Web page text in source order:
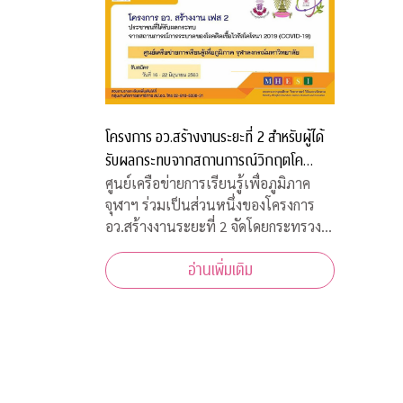
โครงการ อว.สร้างงานระยะที่ 2 สำหรับผู้ได้
รับผลกระทบจากสถานการณ์วิกฤตโค
วิด-19
ศูนย์เครือข่ายการเรียนรู้เพื่อภูมิภาค
จุฬาฯ ร่วมเป็นส่วนหนึ่งของโครงการ
อว.สร้างงานระยะที่ 2 จัดโดยกระทรวง
การอุดมศึกษา วิทยาศาสตร์ วิจัยและ
นวัตกรรม เพื่อสร้างงานสำหรับผู้ได้รับ
ผลกระทบจากสถานการณ์วิกฤตโควิด-19
อ่านเพิ่มเติม